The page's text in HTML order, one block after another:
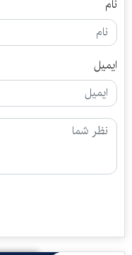
نام
ایمیل